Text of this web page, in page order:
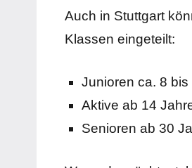
Auch in Stuttgart
Klassen eingeteilt:
Junioren ca. 8 bis
Aktive ab 14
Senioren ab 30